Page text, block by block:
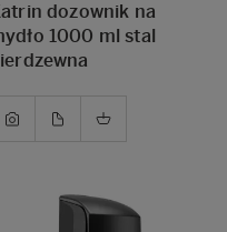
dozownik na
1000 ml stal